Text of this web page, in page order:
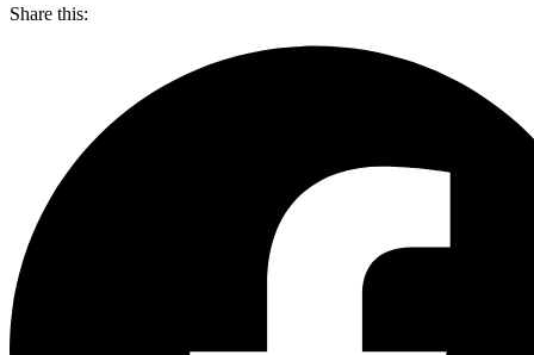
Share this: